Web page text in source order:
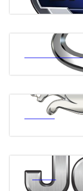
ИНФИНИТИ
ЯГУАР
ДЖИП